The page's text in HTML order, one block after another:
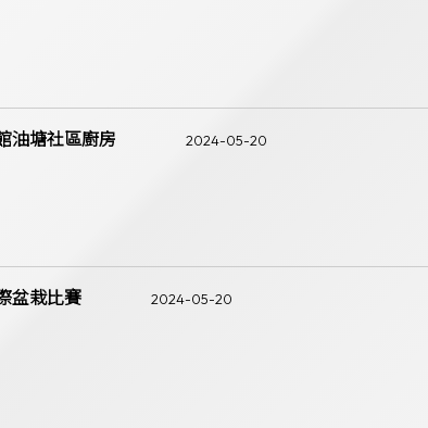
油塘社區廚房 2024-05-20
盆栽比賽 2024-05-20